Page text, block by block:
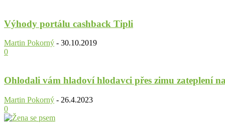
Výhody portálu cashback Tipli
Martin Pokorný - 30.10.2019
0
Ohlodali vám hladoví hlodavci přes zimu zateplení
Martin Pokorný - 26.4.2023
0